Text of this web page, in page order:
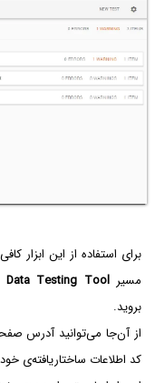
برای استفاده از این ابزار
مسیرTesting Tool
بروید.
از آن‌جا می‌توانید آدرس
کد اطلاعات ساختاریافته‌ی خود